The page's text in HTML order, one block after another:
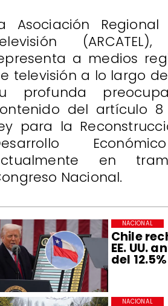
Chile
EE. UU.
del 12.5%
NACIONAL
NACIONAL
Asociación
a medios
televisión a lo largo
profunda
del artículo
para la
en
Nacional.